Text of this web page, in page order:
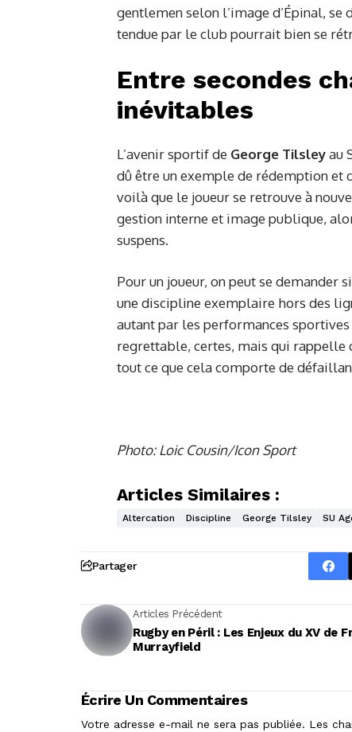
gentlemen selon l’image d’Épinal,
tendue par le club pourrait bien se
Entre secondes
inévitables
L’avenir sportif de George Tilsleyau
dû être un exemple de rédemption et
voilà que le joueur se retrouve à
gestion interne et image publique,
suspens.
Pour un joueur, on peut se demander
une discipline exemplaire hors des
autant par les performances sportives
regrettable, certes, mais qui rappelle
tout ce que cela comporte de
Photo: Loic Cousin/Icon Sport
Articles Similaires :
Altercation Discipline George Tilsley SU
Partager
Articles Précédent
Rugby en Péril : Les Enjeux du XV de
Murrayfield
Écrire Un Commentaires
Votre adresse e-mail ne sera pas publiée. Les